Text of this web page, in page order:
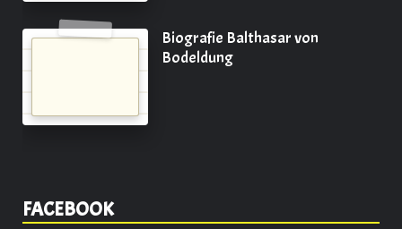
Biografie Balthasar von
Bodeldung
FACEBOOK